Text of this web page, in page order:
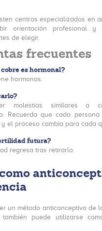
centros especializados en
orientación profesional y
de elegir.
frecuentes
es hormonal?
hormonas.
molestias similares a
Recuerda que cada
el proceso cambia para cada
futura?
regresa tras retirarlo.
un método anticonceptivo de
puede utilizarse